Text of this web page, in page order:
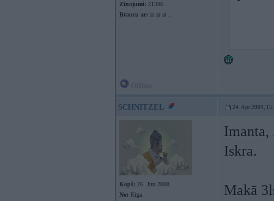
Ziņojumi: 21386
Braucu ar: ar ar ar ..
SCHNITZEL 24. Apr 2009,
Kopš: 26. Jun 2008
No: Rīga
Imanta,
Iskra.
Makā